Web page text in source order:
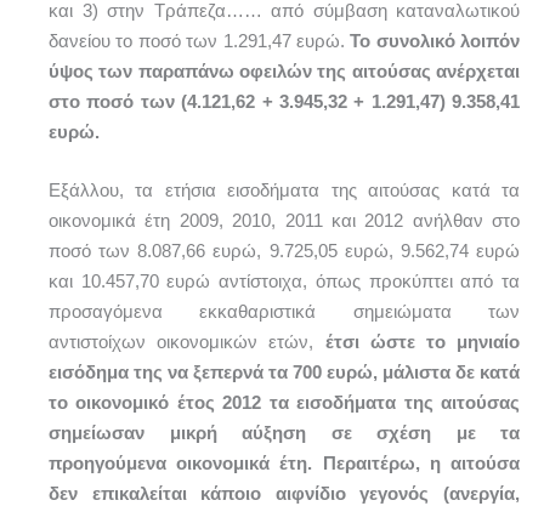
και 3) στην Τράπεζα…… από σύμβαση καταναλωτικού
δανείου το ποσό των 1.291,47 ευρώ.Το συνολικό λοιπόν
ύψος των παραπάνω οφειλών της αιτούσας ανέρχεται
στο ποσό των (4.121,62 + 3.945,32 + 1.291,47) 9.358,41
ευρώ.
Εξάλλου, τα ετήσια εισοδήματα της αιτούσας κατά τα
οικονομικά έτη 2009, 2010, 2011 και 2012 ανήλθαν στο
ποσό των 8.087,66 ευρώ, 9.725,05 ευρώ, 9.562,74 ευρώ
και 10.457,70 ευρώ αντίστοιχα, όπως προκύπτει από τα
προσαγόμενα εκκαθαριστικά σημειώματα των
αντιστοίχων οικονομικών ετών, έτσι ώστε το μηνιαίο
εισόδημα της να ξεπερνά τα 700 ευρώ, μάλιστα δε κατά
το οικονομικό έτος 2012 τα εισοδήματα της αιτούσας
σημείωσαν μικρή αύξηση σε σχέση με τα
προηγούμενα οικονομικά έτη. Περαιτέρω, η αιτούσα
δεν επικαλείται κάποιο αιφνίδιο γεγονός (ανεργία,